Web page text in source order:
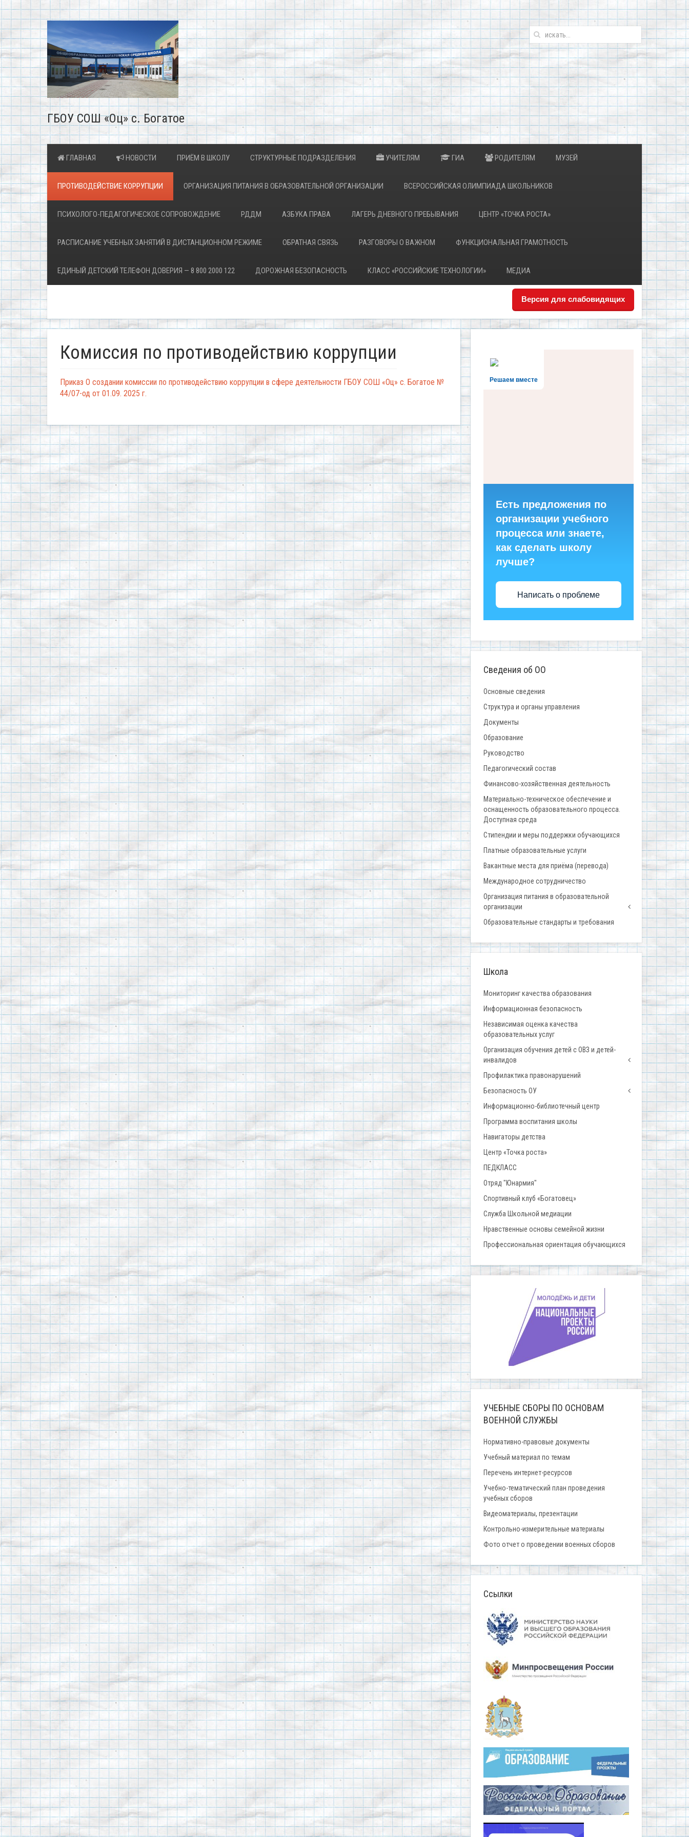
ГБОУ СОШ «Оц» с. Богатое
ГЛАВНАЯ НОВОСТИ ПРИЁМ В ШКОЛУ СТРУКТУРНЫЕ ПОДРАЗДЕЛЕНИЯ УЧИТЕЛЯМ ГИА РОДИТЕЛЯМ МУЗЕЙ
ПРОТИВОДЕЙСТВИЕ КОРРУПЦИИ ОРГАНИЗАЦИЯ ПИТАНИЯ В ОБРАЗОВАТЕЛЬНОЙ ОРГАНИЗАЦИИ ВСЕРОССИЙСКАЯ ОЛИМПИАДА ШКОЛЬНИКОВ
ПСИХОЛОГО-ПЕДАГОГИЧЕСКОЕ СОПРОВОЖДЕНИЕ РДДМ АЗБУКА ПРАВА ЛАГЕРЬ ДНЕВНОГО ПРЕБЫВАНИЯ ЦЕНТР «ТОЧКА РОСТА»
РАСПИСАНИЕ УЧЕБНЫХ ЗАНЯТИЙ В ДИСТАНЦИОННОМ РЕЖИМЕ ОБРАТНАЯ СВЯЗЬ РАЗГОВОРЫ О ВАЖНОМ ФУНКЦИОНАЛЬНАЯ ГРАМОТНОСТЬ
ЕДИНЫЙ ДЕТСКИЙ ТЕЛЕФОН ДОВЕРИЯ — 8 800 2000 122 ДОРОЖНАЯ БЕЗОПАСНОСТЬ КЛАСС «РОССИЙСКИЕ ТЕХНОЛОГИИ» МЕДИА
Версия для слабовидящих
Комиссия по противодействию коррупции
Приказ О создании комиссии по противодействию коррупции в сфере деятельности ГБОУ СОШ «Оц» с. Богатое №
44/07-од от 01.09. 2025 г.
Решаем вместе
Есть предложения по
организации учебного
процесса или знаете,
как сделать школу
лучше?
Написать о проблеме
Сведения об ОО
Основные сведения
Структура и органы управления
Документы
Образование
Руководство
Педагогический состав
Финансово-хозяйственная деятельность
Материально-техническое обеспечение и
оснащенность образовательного процесса.
Доступная среда
Стипендии и меры поддержки обучающихся
Платные образовательные услуги
Вакантные места для приёма (перевода)
Международное сотрудничество
Организация питания в образовательной
организации
Образовательные стандарты и требования
Школа
Мониторинг качества образования
Информационная безопасность
Независимая оценка качества
образовательных услуг
Организация обучения детей с ОВЗ и детей-
инвалидов
Профилактика правонарушений
Безопасность ОУ
Информационно-библиотечный центр
Программа воспитания школы
Навигаторы детства
Центр «Точка роста»
ПЕДКЛАСС
Отряд "Юнармия"
Спортивный клуб «Богатовец»
Служба Школьной медиации
Нравственные основы семейной жизни
Профессиональная ориентация обучающихся
УЧЕБНЫЕ СБОРЫ ПО ОСНОВАМ
ВОЕННОЙ СЛУЖБЫ
Нормативно-правовые документы
Учебный материал по темам
Перечень интернет-ресурсов
Учебно-тематический план проведения
учебных сборов
Видеоматериалы, презентации
Контрольно-измерительные материалы
Фото отчет о проведении военных сборов
Ссылки